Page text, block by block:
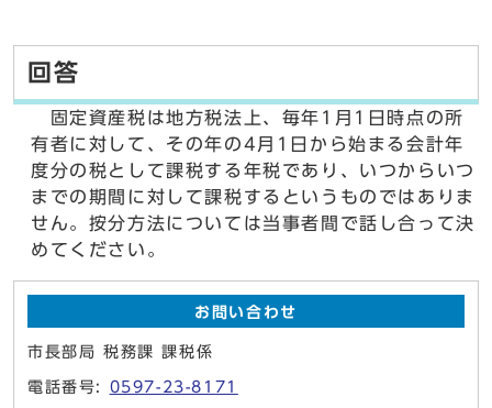
回答
固定資産税は地方税法上、毎年1月1日時点の所
有者に対して、その年の4月1日から始まる会計年
度分の税として課税する年税であり、いつからいつ
までの期間に対して課税するというものではありま
せん。按分方法については当事者間で話し合って決
めてください。
お問い合わせ
市長部局 税務課 課税係
電話番号: 0597-23-8171